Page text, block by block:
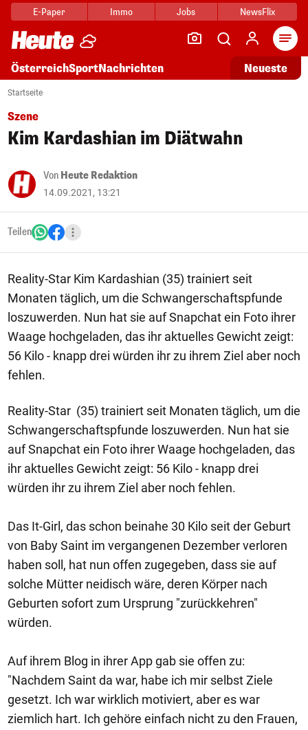
E-Paper Immo Jobs NewsFlix
ÖsterreichSportNachrichten Neueste
Startseite
Szene
Kim Kardashian im Diätwahn
Von Heute Redaktion
14.09.2021, 13:21
Teilen
Reality-Star Kim Kardashian (35) trainiert seit
Monaten täglich, um die Schwangerschaftspfunde
loszuwerden. Nun hat sie auf Snapchat ein Foto ihrer
Waage hochgeladen, das ihr aktuelles Gewicht zeigt:
56 Kilo - knapp drei würden ihr zu ihrem Ziel aber noch
fehlen.
Reality-Star (35) trainiert seit Monaten täglich, um die
Schwangerschaftspfunde loszuwerden. Nun hat sie
auf Snapchat ein Foto ihrer Waage hochgeladen, das
ihr aktuelles Gewicht zeigt: 56 Kilo - knapp drei
würden ihr zu ihrem Ziel aber noch fehlen.
Das It-Girl, das schon beinahe 30 Kilo seit der Geburt
von Baby Saint im vergangenen Dezember verloren
haben soll, hat nun offen zugegeben, dass sie auf
solche Mütter neidisch wäre, deren Körper nach
Geburten sofort zum Ursprung "zurückkehren"
würden.
Auf ihrem Blog in ihrer App gab sie offen zu:
"Nachdem Saint da war, habe ich mir selbst Ziele
gesetzt. Ich war wirklich motiviert, aber es war
ziemlich hart. Ich gehöre einfach nicht zu den Frauen,